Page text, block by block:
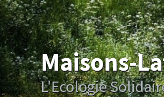
Maisons-
L'Ecologie